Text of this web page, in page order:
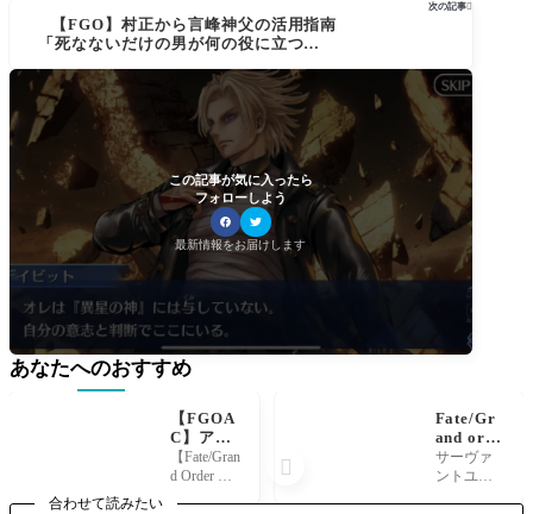
次の記事
【FGO】村正から言峰神父の活用指南
「死なないだけの男が何の役に立つか…
類史サーヴァントを薙ぎ倒したのでは？
この記事が気に入ったら
フォローしよう
最新情報をお届けします
合わせて読みたい
あなたへのおすすめ
【FGOA
C】アー
ケードに
アーチャ
【Fate/Gran
d Order ウ
Fate/Gr
and orde
r 妖精円
卓領域が
サーヴァ
ントユニ
